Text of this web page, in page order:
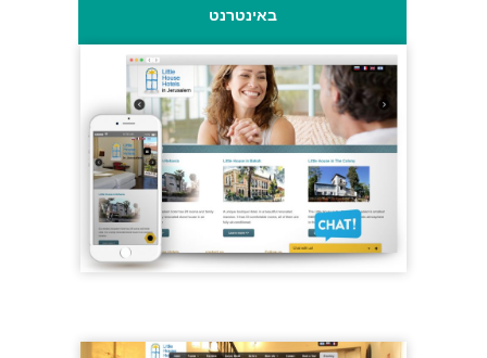
באינטרנט